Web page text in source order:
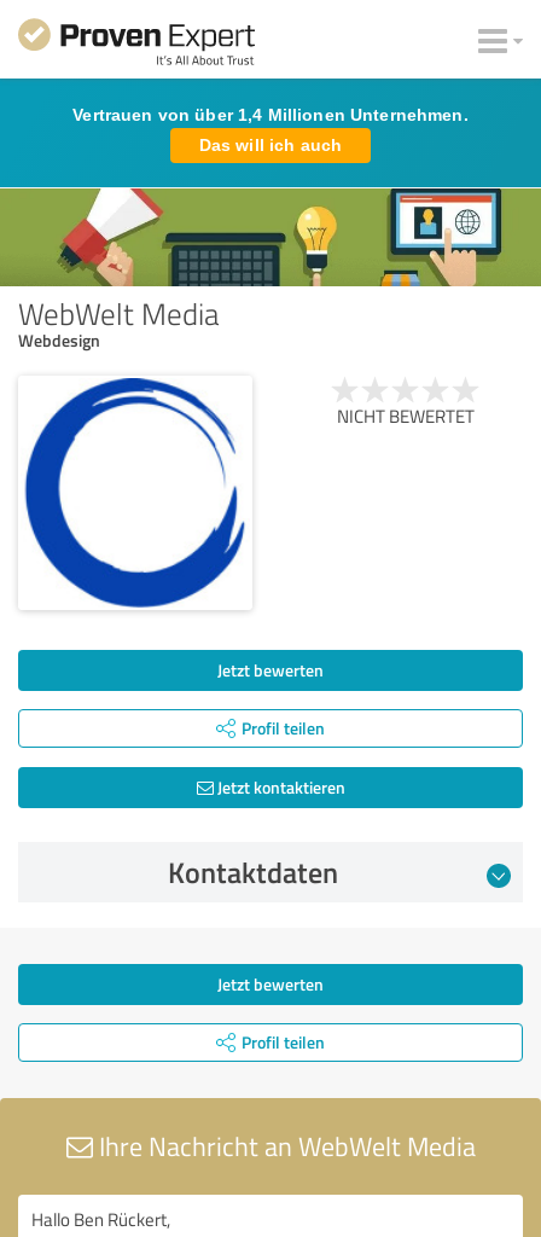
Vertrauen von über 1,4 Millionen Unternehmen.
Das will ich auch
WebWelt Media
Webdesign
NICHT BEWERTET
Jetzt bewerten
Profil teilen
Jetzt kontaktieren
Kontaktdaten
Jetzt bewerten
Profil teilen
Ihre Nachricht an WebWelt Media